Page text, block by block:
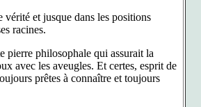
et jusque dans les positions
racines.
pierre philosophale qui assurait la
avec les aveugles. Et certes, esprit de
prêtes à connaître et toujours